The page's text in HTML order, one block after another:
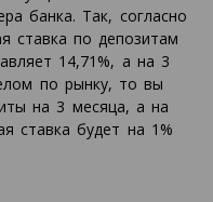
банка. Так, согласно
ставка по депозитам
14,71%, а на 3
по рынку, то вы
на 3 месяца, а на
ставка будет на 1%